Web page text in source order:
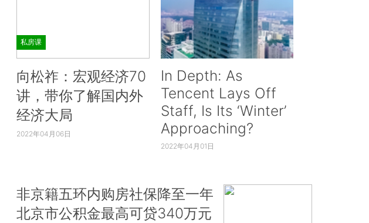
私房课
向松祚：宏观经济70
讲，带你了解国内外
经济大局
2022年04月06日
In Depth: As
Tencent Lays Off
Staff, Is Its ‘Winter’
Approaching?
2022年04月01日
非京籍五环内购房社保降至一年
北京市公积金最高可贷340万元